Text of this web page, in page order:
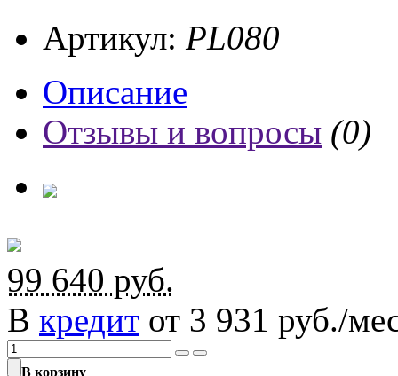
Артикул: PL080
Описание
Отзывы и вопросы (0)
99 640 руб.
В кредит от 3 931 руб./
В корзину